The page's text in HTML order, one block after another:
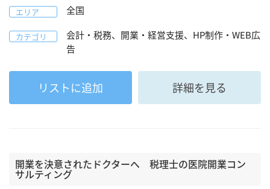
エリア 全国
カテゴリ
会計・税務、開業・経営支援、HP制作・WEB広
告
リストに追加 詳細を見る
開業を決意されたドクターへ 税理士の医院開業コン
サルティング